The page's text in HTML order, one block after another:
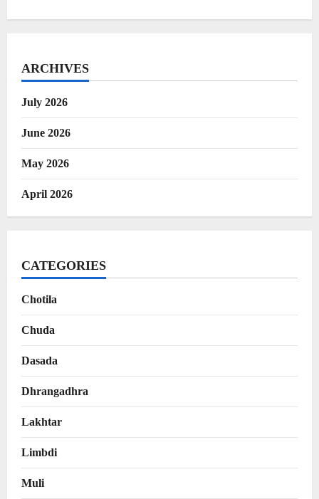
ARCHIVES
July 2026
June 2026
May 2026
April 2026
CATEGORIES
Chotila
Chuda
Dasada
Dhrangadhra
Lakhtar
Limbdi
Muli